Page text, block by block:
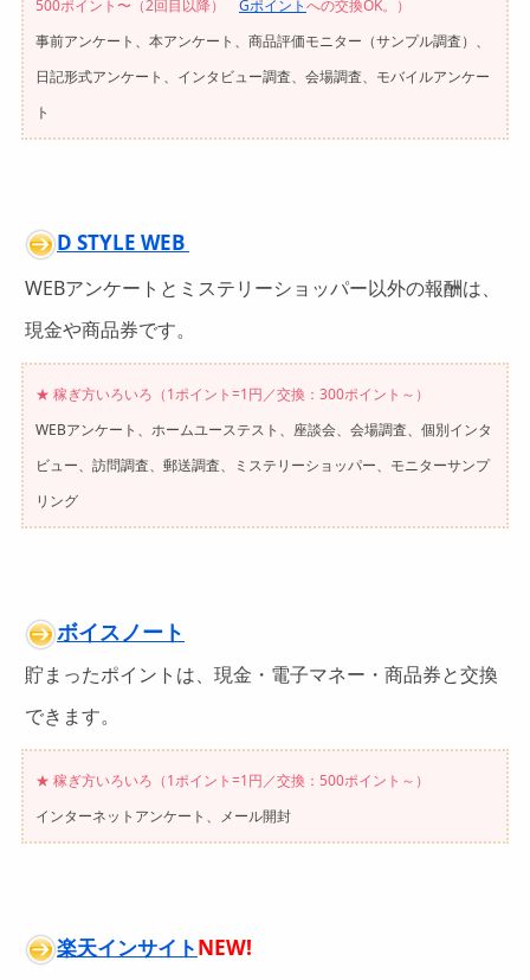
500ポイント〜（2回目以降） Gポイントへの交換OK。 ）
事前アンケート、本アンケート、商品評価モニター（サンプル調査）、
日記形式アンケート、インタビュー調査、会場調査、モバイルアンケー
ト
D STYLE WEB
WEBアンケートとミステリーショッパー以外の報酬は、
現金や商品券です。
★ 稼ぎ方いろいろ（1ポイント=1円／交換：300ポイント～）
WEBアンケート、ホームユーステスト、座談会、会場調査、個別インタ
ビュー、訪問調査、郵送調査、ミステリーショッパー、モニターサンプ
リング
ボイスノート
貯まったポイントは、現金・電子マネー・商品券と交換
できます。
★ 稼ぎ方いろいろ（1ポイント=1円／交換：500ポイント～）
インターネットアンケート、メール開封
楽天インサイトNEW!